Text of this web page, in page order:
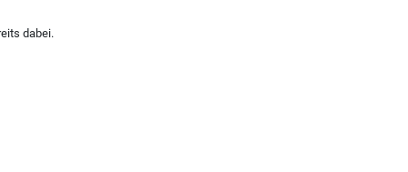
dabei.